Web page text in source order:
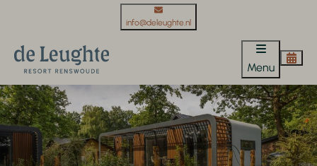
info@deleughte.nl
Menu